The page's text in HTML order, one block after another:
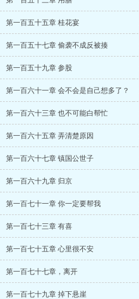
第一百五十五章 桂花宴
第一百五十七章 偷袭不成反被揍
第一百五十九章 参股
第一百六十一章 会不会是自己想多了？
第一百六十三章 也不可能白帮忙
第一百六十五章 弄清楚原因
第一百六十七章 镇国公世子
第一百六十九章 归京
第一百七十一章 你一定要帮我
第一百七十三章 有喜
第一百七十五章 心里很不安
第一百七十七章，离开
第一百七十九章 掉下悬崖